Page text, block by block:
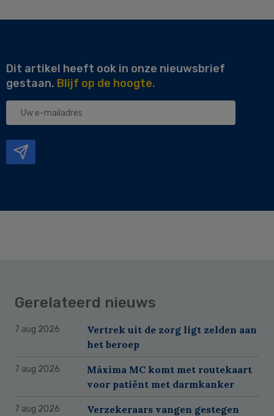
Dit artikel heeft ook in onze nieuwsbrief
gestaan. Blijf op de hoogte.
Uw
Gerelateerd nieuws
7 aug 2026
Vertrek uit de zorg ligt zelden aan
het beroep
7 aug 2026
Máxima MC komt met routekaart
voor patiënt met darmkanker
7 aug 2026
Verzekeraars vangen gestegen